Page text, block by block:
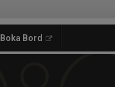
Boka Bord